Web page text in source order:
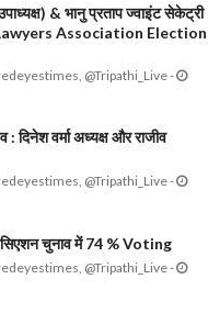
& भानु प्रताप ज्वाइंट सेकेट्री
Lawyers Association Election
@Tripathi_Live-
: दिनेश वर्मा अध्यक्ष और राजीव
@Tripathi_Live-
चुनाव में 74 % Voting
@Tripathi_Live-